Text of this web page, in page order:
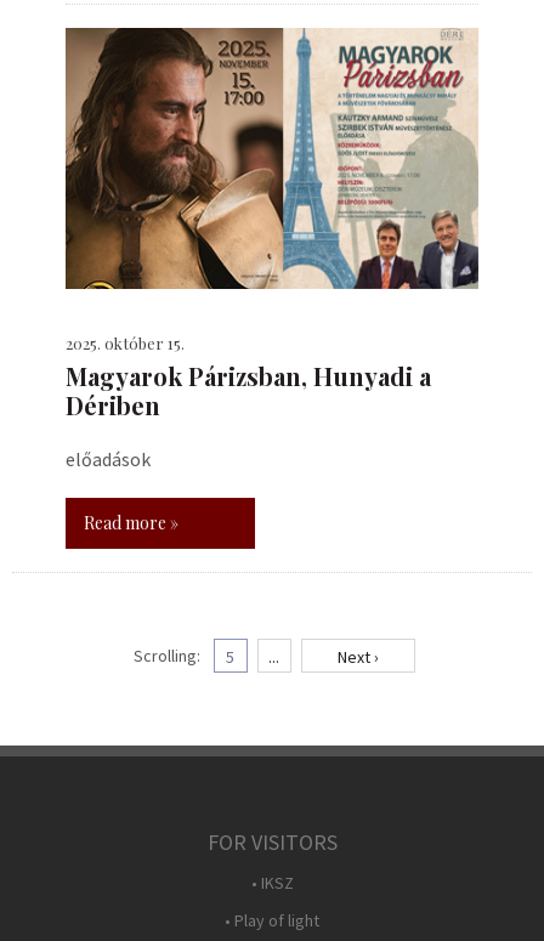
2025. október 15.
​Magyarok Párizsban, Hunyadi a
Dériben
előadások
Read more »
Scrolling: 5 ... Next ›
FOR VISITORS
• IKSZ
• Play of light